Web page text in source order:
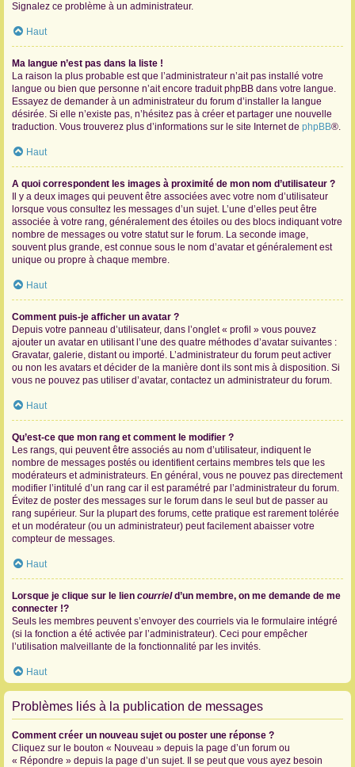
Signalez ce problème à un administrateur.
Haut
Ma langue n’est pas dans la liste !
La raison la plus probable est que l’administrateur n’ait pas installé votre
langue ou bien que personne n’ait encore traduit phpBB dans votre langue.
Essayez de demander à un administrateur du forum d’installer la langue
désirée. Si elle n’existe pas, n’hésitez pas à créer et partager une nouvelle
traduction. Vous trouverez plus d’informations sur le site Internet de phpBB®.
Haut
A quoi correspondent les images à proximité de mon nom d’utilisateur ?
Il y a deux images qui peuvent être associées avec votre nom d’utilisateur
lorsque vous consultez les messages d’un sujet. L’une d’elles peut être
associée à votre rang, généralement des étoiles ou des blocs indiquant votre
nombre de messages ou votre statut sur le forum. La seconde image,
souvent plus grande, est connue sous le nom d’avatar et généralement est
unique ou propre à chaque membre.
Haut
Comment puis-je afficher un avatar ?
Depuis votre panneau d’utilisateur, dans l’onglet « profil » vous pouvez
ajouter un avatar en utilisant l’une des quatre méthodes d’avatar suivantes :
Gravatar, galerie, distant ou importé. L’administrateur du forum peut activer
ou non les avatars et décider de la manière dont ils sont mis à disposition. Si
vous ne pouvez pas utiliser d’avatar, contactez un administrateur du forum.
Haut
Qu’est-ce que mon rang et comment le modifier ?
Les rangs, qui peuvent être associés au nom d’utilisateur, indiquent le
nombre de messages postés ou identifient certains membres tels que les
modérateurs et administrateurs. En général, vous ne pouvez pas directement
modifier l’intitulé d’un rang car il est paramétré par l’administrateur du forum.
Évitez de poster des messages sur le forum dans le seul but de passer au
rang supérieur. Sur la plupart des forums, cette pratique est rarement tolérée
et un modérateur (ou un administrateur) peut facilement abaisser votre
compteur de messages.
Haut
Lorsque je clique sur le lien courrield’un membre, on me demande de me
connecter !?
Seuls les membres peuvent s’envoyer des courriels via le formulaire intégré
(si la fonction a été activée par l’administrateur). Ceci pour empêcher
l’utilisation malveillante de la fonctionnalité par les invités.
Haut
Problèmes liés à la publication de messages
Comment créer un nouveau sujet ou poster une réponse ?
Cliquez sur le bouton « Nouveau » depuis la page d’un forum ou
« Répondre » depuis la page d’un sujet. Il se peut que vous ayez besoin